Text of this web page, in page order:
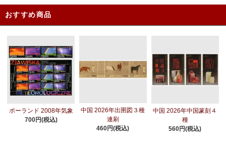
おすすめ商品
ポーランド 2008年気象
700円(税込)
中国 2026年出圉図３種
連刷
460円(税込)
中国 2026年中国篆刻４
種
560円(税込)